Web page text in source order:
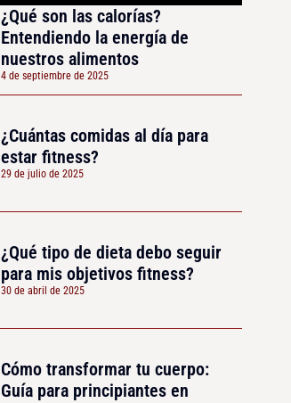
¿Qué son las calorías?
Entendiendo la energía de
nuestros alimentos
4 de septiembre de 2025
¿Cuántas comidas al día para
estar fitness?
29 de julio de 2025
¿Qué tipo de dieta debo seguir
para mis objetivos fitness?
30 de abril de 2025
Cómo transformar tu cuerpo:
Guía para principiantes en